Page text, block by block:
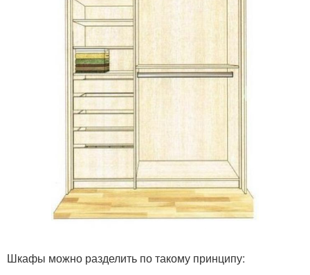
Шкафы можно разделить по такому принципу: